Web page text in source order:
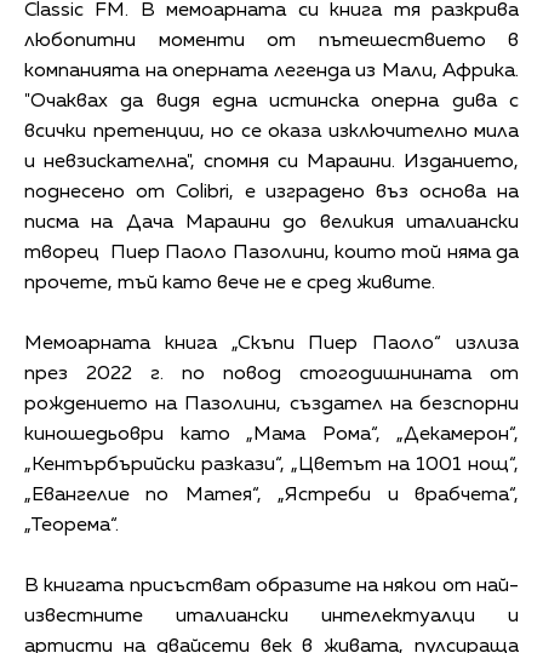
Classic FM. В мемоарната си книга тя разкрива
любопитни моменти от пътешествието в
компанията на оперната легенда из Мали, Африка.
"Очаквах да видя една истинска оперна дива с
всички претенции, но се оказа изключително мила
и невзискателна", спомня си Мараини. Изданието,
поднесено от Colibri, е изградено въз основа на
писма на Дача Мараини до великия италиански
творец Пиер Паоло Пазолини, които той няма да
прочете, тъй като вече не е сред живите.
Мемоарната книга „Скъпи Пиер Паоло“ излиза
през 2022 г. по повод стогодишнината от
рождението на Пазолини, създател на безспорни
киношедьоври като „Мама Рома“, „Декамерон“,
„Кентърбърийски разкази“, „Цветът на 1001 нощ“,
„Евангелие по Матея“, „Ястреби и врабчета“,
„Теорема“.
В книгата присъстват образите на някои от най-
известните италиански интелектуалци и
артисти на двайсети век в живата, пулсираща